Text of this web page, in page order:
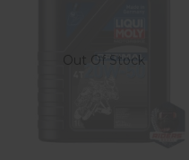
Out Of Stock